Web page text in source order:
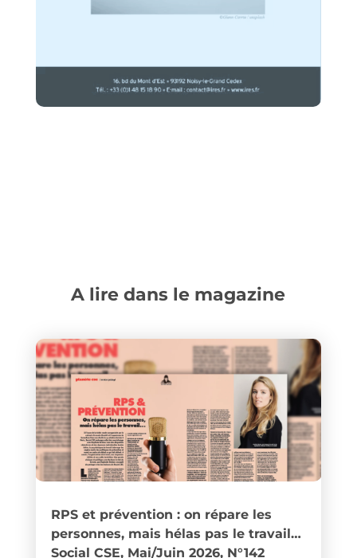
A lire dans le magazine
RPS et prévention : on répare les
personnes, mais hélas pas le travail…
Social CSE, Mai/Juin 2026, N°142